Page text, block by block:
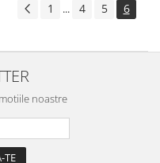
1 ... 4 5 6
noastre